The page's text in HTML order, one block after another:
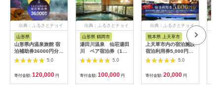
出典：ふるさとチョイ
山形県
山形県内温泉旅館 宿
泊補助券36000円分
（やまがた女将会の
宿） 旅行 温泉 宿泊
温泉宿 補助券 温泉旅
行 母の日 父の日 ギフ
ト 贈り物 国内旅行 送
5.0
寄付金額: 120,000 円
出典：ふるさとチョイ
山形県 鶴岡市
湯田川温泉 仙荘湯田
川 ペア宿泊券（1泊
2食付）【詣でる つか
る 頂きます】（山形
県鶴岡市） ペット可
の客室有 源泉かけ流
しの天然温泉 海の
5.0
寄付金額: 100,000 円
出典：ふるさとチョイ
熊本県 上天草市
上天草市内の宿泊施設
宿泊利用券5,000円分
宿泊券 クーポン ホテ
ル 旅館 旅行 熊本県
上天草市
5.0
寄付金額: 20,000 円